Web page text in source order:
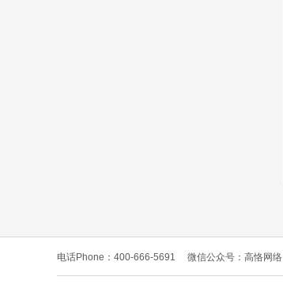
电话Phone：400-666-5691 微信公众号：高恪网络